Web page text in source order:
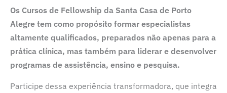
Os Cursos de Fellowship da Santa Casa de Porto
Alegre tem como propósito formar especialistas
altamente qualificados, preparados não apenas para a
prática clínica, mas também para liderar e desenvolver
programas de assistência, ensino e pesquisa.
Participe dessa experiência transformadora, que integra